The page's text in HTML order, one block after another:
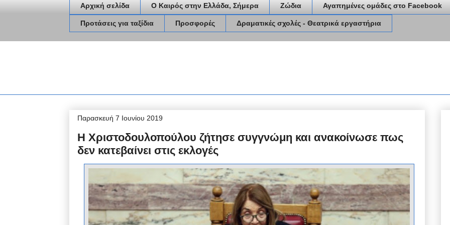
Αρχική σελίδα Ο Καιρός στην Ελλάδα, Σήμερα Ζώδια Αγαπημένες ομάδες στο Facebook
Προτάσεις για ταξίδια Προσφορές Δραματικές σχολές - Θεατρικά εργαστήρια
Παρασκευή 7 Ιουνίου 2019
Η Χριστοδουλοπούλου ζήτησε συγγνώμη και ανακοίνωσε πως
δεν κατεβαίνει στις εκλογές